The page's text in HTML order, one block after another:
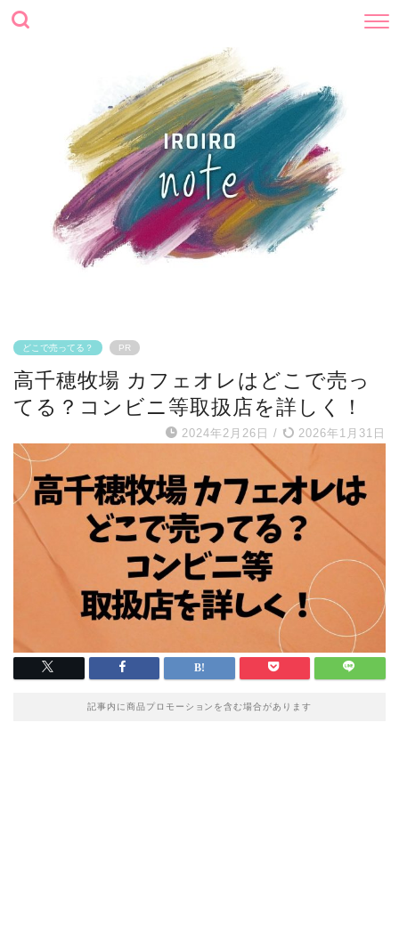
どこで売ってる？ PR
高千穂牧場 カフェオレはどこで売っ
てる？コンビニ等取扱店を詳しく！
2024年2月26日 / 2026年1月31日
記事内に商品プロモーションを含む場合があります